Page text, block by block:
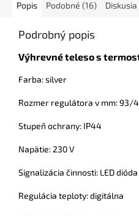
Popis Podobné (16) Diskusia
Podrobný popis
Výhrevné teleso s
Farba: silver
Rozmer regulátora v mm: 93/
Stupeň ochrany: IP44
Napätie: 230 V
Signalizácia činnosti: LED dióda
Regulácia teploty: digitálna